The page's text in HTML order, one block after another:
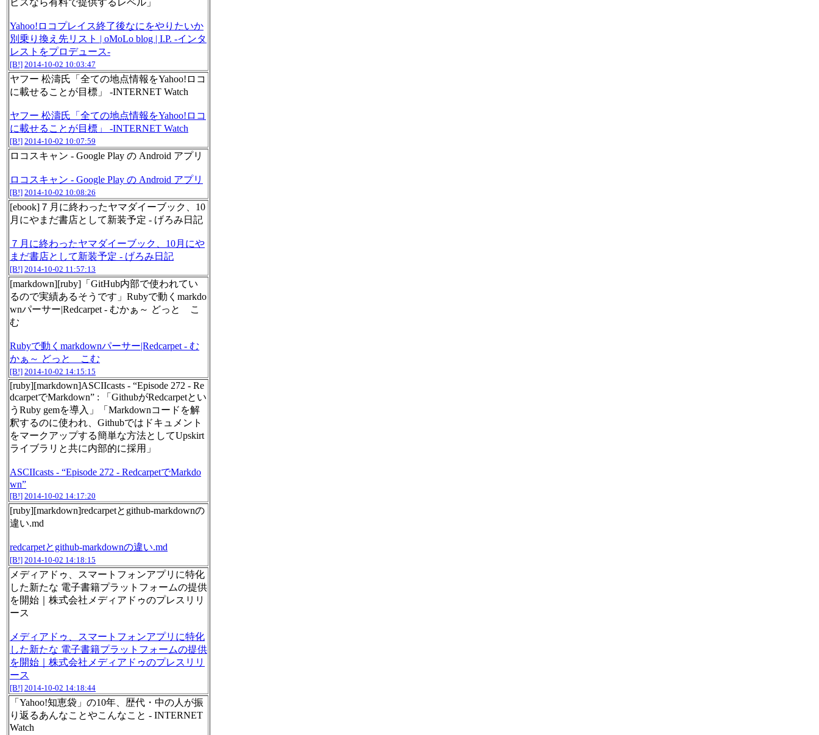
ビスなら有料で提供するレベル」
Yahoo!ロコプレイス終了後なにをやりたいか
別乗り換え先リスト | oMoLo blog | I.P. -インタ
レストをプロデュース-
[B!] 2014-10-02 10:03:47
ヤフー 松濤氏「全ての地点情報をYahoo!ロコ
に載せることが目標」 -INTERNET Watch
ヤフー 松濤氏「全ての地点情報をYahoo!ロコ
に載せることが目標」 -INTERNET Watch
[B!] 2014-10-02 10:07:59
ロコスキャン - Google Play の Android アプリ
ロコスキャン - Google Play の Android アプリ
[B!] 2014-10-02 10:08:26
[ebook]７月に終わったヤマダイーブック、10
月にやまだ書店として新装予定 - げろみ日記
７月に終わったヤマダイーブック、10月にや
まだ書店として新装予定 - げろみ日記
[B!] 2014-10-02 11:57:13
[markdown][ruby]「GitHub内部で使われてい
るので実績あるそうです」Rubyで動くmarkdo
wnパーサー|Redcarpet - むかぁ～ どっと こ
む
Rubyで動くmarkdownパーサー|Redcarpet - む
かぁ～ どっと こむ
[B!] 2014-10-02 14:15:15
[ruby][markdown]ASCIIcasts - “Episode 272 - Re
dcarpetでMarkdown” : 「GithubがRedcarpetとい
うRuby gemを導入」「Markdownコードを解
釈するのに使われ、Githubではドキュメント
をマークアップする簡単な方法としてUpskirt
ライブラリと共に内部的に採用」
ASCIIcasts - “Episode 272 - RedcarpetでMarkdo
wn”
[B!] 2014-10-02 14:17:20
[ruby][markdown]redcarpetとgithub-markdownの
違い.md
redcarpetとgithub-markdownの違い.md
[B!] 2014-10-02 14:18:15
メディアドゥ、スマートフォンアプリに特化
した新たな 電子書籍プラットフォームの提供
を開始｜株式会社メディアドゥのプレスリリ
ース
メディアドゥ、スマートフォンアプリに特化
した新たな 電子書籍プラットフォームの提供
を開始｜株式会社メディアドゥのプレスリリ
ース
[B!] 2014-10-02 14:18:44
「Yahoo!知恵袋」の10年、歴代・中の人が振
り返るあんなことやこんなこと - INTERNET
Watch